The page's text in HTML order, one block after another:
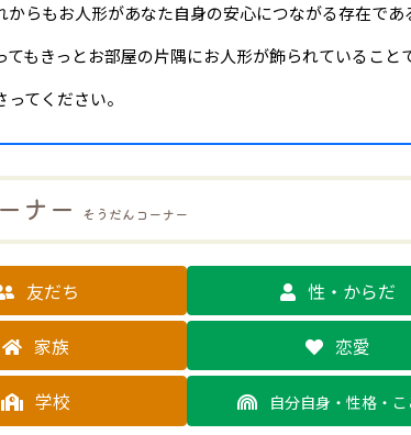
からもお人形があなた自身の安心につながる存在であ
てもきっとお部屋の片隅にお人形が飾られていること
てください。
ナー そうだんコーナー
友だち
家族
学校
性・からだ
恋愛
自分自身・性格・こ